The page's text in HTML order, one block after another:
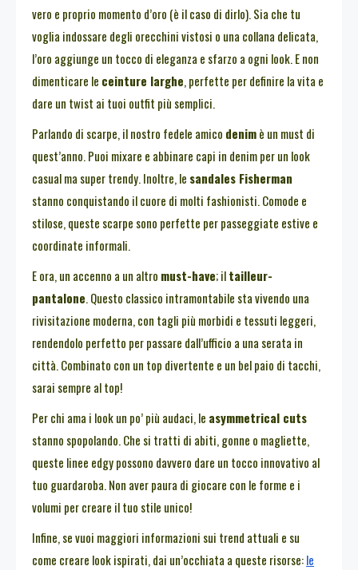
vero e proprio momento d’oro (è il caso di dirlo). Sia che tu
voglia indossare degli orecchini vistosi o una collana delicata,
l’oro aggiunge un tocco di eleganza e sfarzo a ogni look. E non
dimenticare le ceinture larghe, perfette per definire la vita e
dare un twist ai tuoi outfit più semplici.
Parlando di scarpe, il nostro fedele amico denimè un must di
quest’anno. Puoi mixare e abbinare capi in denim per un look
casual ma super trendy. Inoltre, le sandales Fisherman
stanno conquistando il cuore di molti fashionisti. Comode e
stilose, queste scarpe sono perfette per passeggiate estive e
coordinate informali.
E ora, un accenno a un altro must-have; iltailleur-
pantalone. Questo classico intramontabile sta vivendo una
rivisitazione moderna, con tagli più morbidi e tessuti leggeri,
rendendolo perfetto per passare dall’ufficio a una serata in
città. Combinato con un top divertente e un bel paio di tacchi,
sarai sempre al top!
Per chi ama i look un po’ più audaci, le asymmetrical cuts
stanno spopolando. Che si tratti di abiti, gonne o magliette,
queste linee edgy possono davvero dare un tocco innovativo al
tuo guardaroba. Non aver paura di giocare con le forme e i
volumi per creare il tuo stile unico!
Infine, se vuoi maggiori informazioni sui trend attuali e su
come creare look ispirati, dai un’occhiata a queste risorse:le